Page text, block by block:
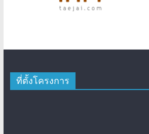
ที่ตั้งโครงการ